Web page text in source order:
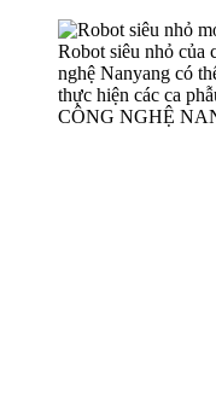
Robot siêu nhỏ của
nghệ Nanyang có
thực hiện các ca
CÔNG NGHỆ